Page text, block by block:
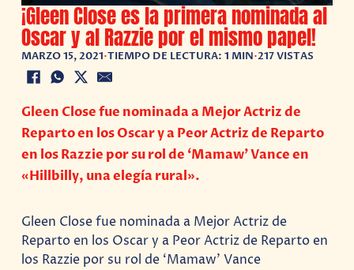
¡Gleen Close es la primera nominada al
Oscar y al Razzie por el mismo papel!
MARZO 15, 2021•TIEMPO DE LECTURA: 1 MIN•217 VISTAS
Gleen Close fue nominada a Mejor Actriz de
Reparto en los Oscar y a Peor Actriz de Reparto
en los Razzie por su rol de ‘Mamaw’ Vance en
«Hillbilly, una elegía rural».
Gleen Close fue nominada a Mejor Actriz de
Reparto en los Oscar y a Peor Actriz de Reparto en
los Razzie por su rol de ‘Mamaw’ Vance